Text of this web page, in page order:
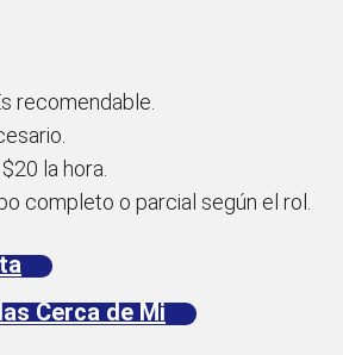
recomendable.
la hora.
completo o parcial según el rol.
Cerca de Mi